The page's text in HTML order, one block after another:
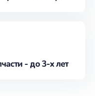
- до 3-х лет